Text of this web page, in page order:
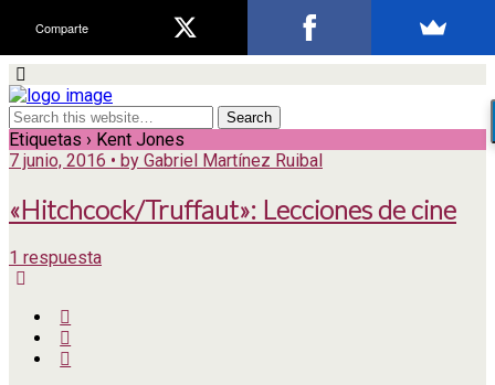
Etiquetas › Kent Jones
7 junio, 2016 • by Gabriel Martínez Ruibal
«Hitchcock/Truffaut»: Lecciones de cine
1 respuesta
Comparte